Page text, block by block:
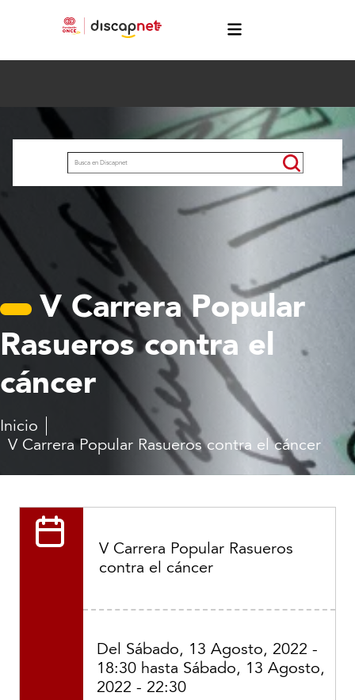
V Carrera Popular
Rasueros contra el
cáncer
Inicio
V Carrera Popular Rasueros contra el cáncer
V Carrera Popular Rasueros
contra el cáncer
Del Sábado, 13 Agosto, 2022 -
18:30 hasta Sábado, 13 Agosto,
2022 - 22:30